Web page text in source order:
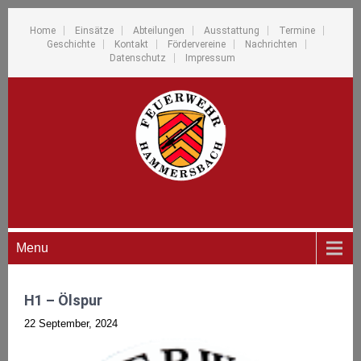
Home Einsätze Abteilungen Ausstattung
Termine
Geschichte
Kontakt Fördervereine
Nachrichten
Datenschutz
Impressum
Menu
H1 – Ölspur
22 September, 2024